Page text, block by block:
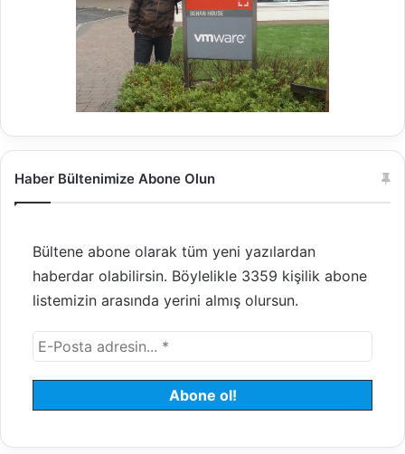
Haber Bültenimize Abone Olun
Bültene abone olarak tüm yeni yazılardan
haberdar olabilirsin. Böylelikle 3359 kişilik abone
listemizin arasında yerini almış olursun.